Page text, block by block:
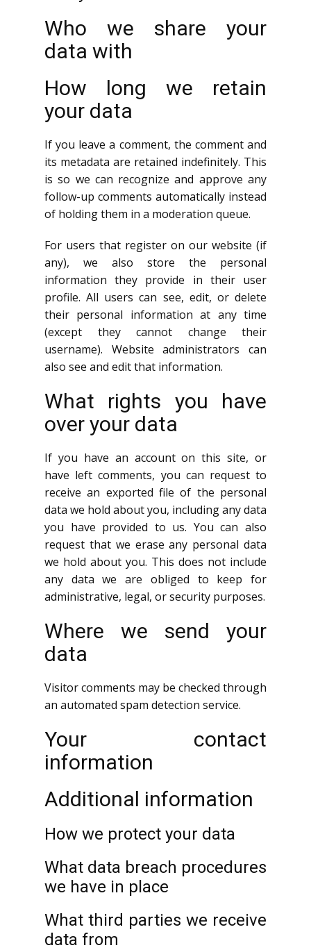
Who we share your
data with
How long we retain
your data
If you leave a comment, the comment and
its metadata are retained indefinitely. This
is so we can recognize and approve any
follow-up comments automatically instead
of holding them in a moderation queue.
For users that register on our website (if
any), we also store the personal
information they provide in their user
profile. All users can see, edit, or delete
their personal information at any time
(except they cannot change their
username). Website administrators can
also see and edit that information.
What rights you have
over your data
If you have an account on this site, or
have left comments, you can request to
receive an exported file of the personal
data we hold about you, including any data
you have provided to us. You can also
request that we erase any personal data
we hold about you. This does not include
any data we are obliged to keep for
administrative, legal, or security purposes.
Where we send your
data
Visitor comments may be checked through
an automated spam detection service.
Your contact
information
Additional information
How we protect your data
What data breach procedures
we have in place
What third parties we receive
data from